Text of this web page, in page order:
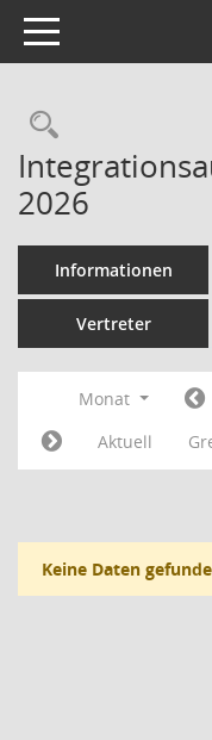
Toggle navigation
2026
Informationen
Vertreter
Monat
Aktuell
Keine Daten